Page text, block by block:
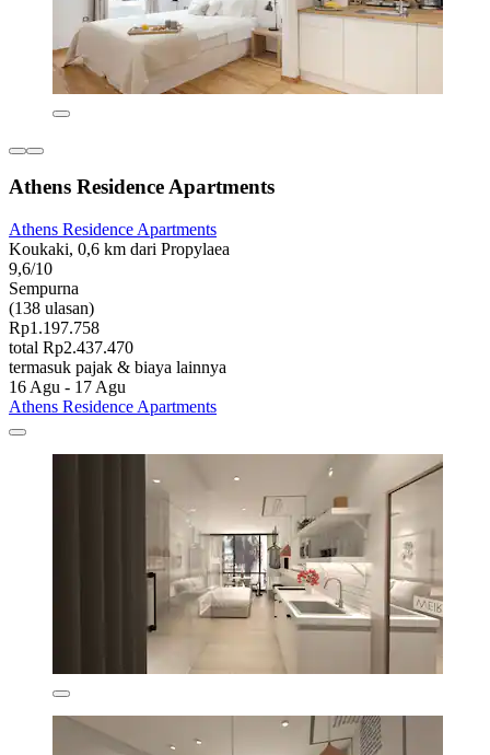
Athens Residence Apartments
Athens Residence Apartments
Koukaki, 0,6 km dari Propylaea
9,6/10
Sempurna
(138 ulasan)
Rp1.197.758
total Rp2.437.470
termasuk pajak & biaya lainnya
16 Agu - 17 Agu
Athens Residence Apartments